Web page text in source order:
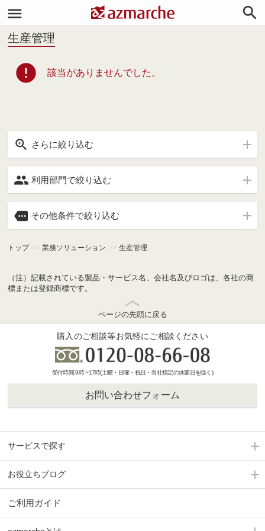


生産管理
error 該当がありませんでした。
 さらに絞り込む
 利用部門で絞り込む
 その他条件で絞り込む
トップ >> 業務ソリューション >> 生産管理
（注）記載されている製品・サービス名、会社名及びロゴは、各社の商
標または登録商標です。
ページの先頭に戻る
購入のご相談等お気軽にご相談ください
受付時間 9時 ~17時(土曜・日曜・祝日・当社指定の休業日を除く)
お問い合わせフォーム
サービスで探す
お役立ちブログ
ご利用ガイド